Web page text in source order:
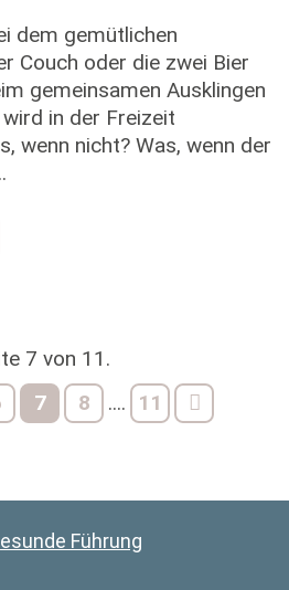
dem gemütlichen
Couch oder die zwei Bier
gemeinsamen Ausklingen
in der Freizeit
wenn nicht? Was, wenn der
7 von 11.
7 8 .... 11